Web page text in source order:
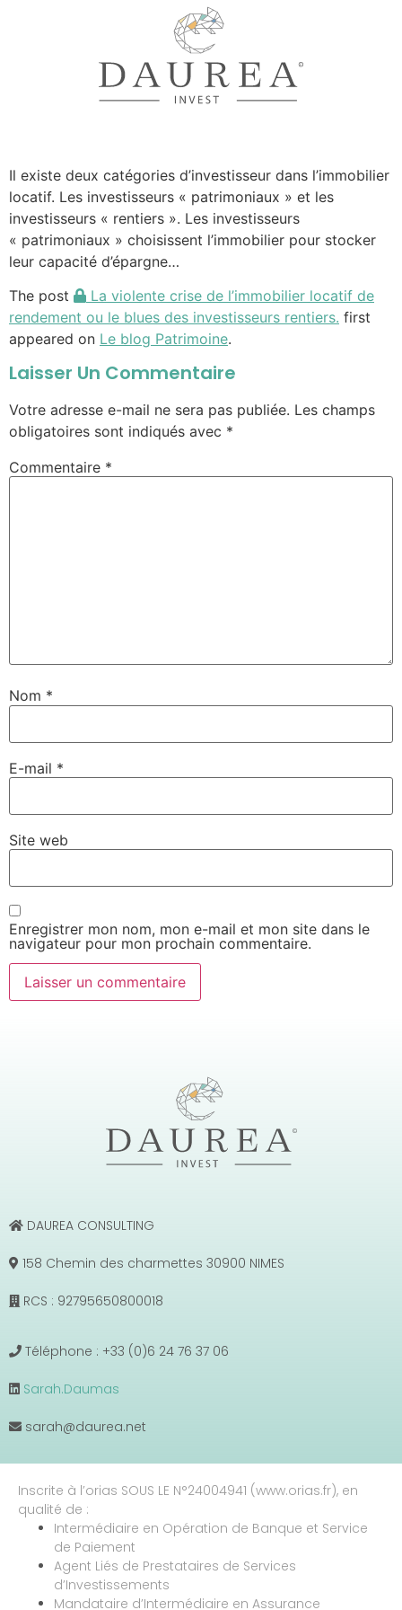
Il existe deux catégories d’investisseur dans l’immobilier
locatif. Les investisseurs « patrimoniaux » et les
investisseurs « rentiers ». Les investisseurs
« patrimoniaux » choisissent l’immobilier pour stocker
leur capacité d’épargne…
The post
La violente crise de l’immobilier locatif de
rendement ou le blues des investisseurs rentiers. first
appeared on Le blog Patrimoine.
Laisser Un Commentaire
Votre adresse e-mail ne sera pas publiée. Les champs
obligatoires sont indiqués avec *
Commentaire *
Nom *
E-mail *
Site web
Enregistrer mon nom, mon e-mail et mon site dans le
navigateur pour mon prochain commentaire.
DAUREA CONSULTING
158 Chemin des charmettes 30900 NIMES
RCS : 92795650800018
Téléphone : +33 (0)6 24 76 37 06
Sarah.Daumas
sarah@daurea.net
Inscrite à l’orias SOUS LE N°24004941 (www.orias.fr), en
qualité de :
Intermédiaire en Opération de Banque et Service
de Paiement
Agent Liés de Prestataires de Services
d’Investissements
Mandataire d’Intermédiaire en Assurance